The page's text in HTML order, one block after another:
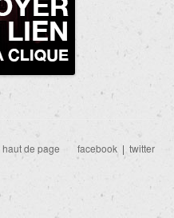
haut de page facebook | twitter